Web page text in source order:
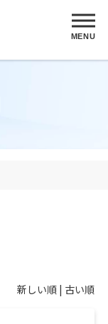
MENU
新しい順 | 古い順